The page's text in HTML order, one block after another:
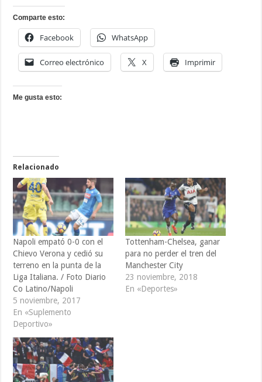
Comparte esto:
Facebook WhatsApp
Correo electrónico X Imprimir
Me gusta esto:
Relacionado
Napoli empató 0-0 con el
Chievo Verona y cedió su
terreno en la punta de la
Liga Italiana. / Foto Diario
Co Latino/Napoli
5 noviembre, 2017
En «Suplemento
Deportivo»
Tottenham-Chelsea, ganar
para no perder el tren del
Manchester City
23 noviembre, 2018
En «Deportes»